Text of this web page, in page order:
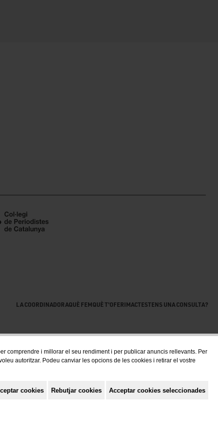
comprendre i millorar el seu rendiment i per publicar anuncis rellevants. Per
autoritzar. Podeu canviar les opcions de les cookies i retirar el vostre
cookies Rebutjar cookies Acceptar cookies seleccionades
LA COORDINADORAQUÈ FEMQUÈ T'OFERIMACTESTENS UNA CONSULTA?